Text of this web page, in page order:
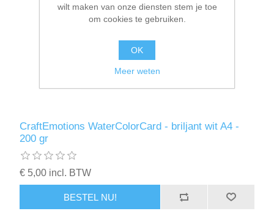
CraftEmotions WaterColorCard - briljant wit A4 -
200 gr
€ 5,00 incl. BTW
BESTEL NU!
wilt maken van onze diensten stem je toe
om cookies te gebruiken.
OK
Meer weten